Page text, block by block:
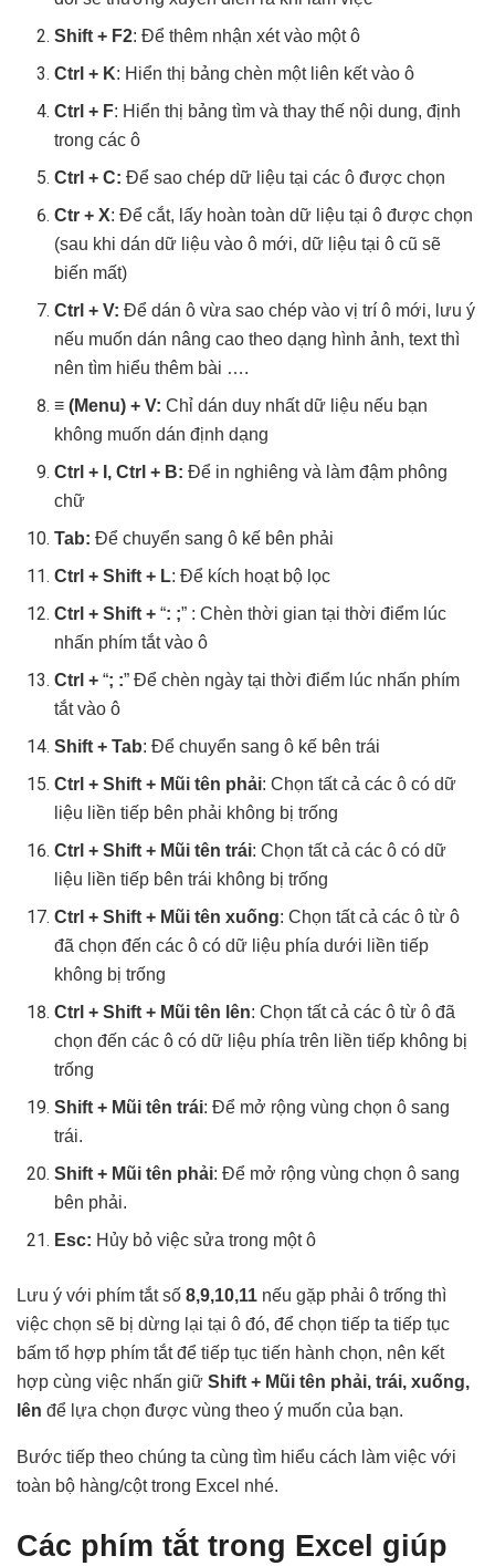
Shift + F2: Để thêm nhận xét vào một ô
Ctrl + K: Hiển thị bảng chèn một liên kết vào ô
Ctrl + F: Hiển thị bảng tìm và thay thế nội dung, định
trong các ô
Ctrl + C:Để sao chép dữ liệu tại các ô được chọn
Ctr + X: Để cắt, lấy hoàn toàn dữ liệu tại ô được chọn
(sau khi dán dữ liệu vào ô mới, dữ liệu tại ô cũ sẽ
biến mất)
Ctrl + V:Để dán ô vừa sao chép vào vị trí ô mới, lưu ý
nếu muốn dán nâng cao theo dạng hình ảnh, text thì
nên tìm hiểu thêm bài ….
≡ (Menu) + V: Chỉ dán duy nhất dữ liệu nếu bạn
không muốn dán định dạng
Ctrl + I, Ctrl + B: Để in nghiêng và làm đậm phông
chữ
Tab:Để chuyển sang ô kế bên phải
Ctrl + Shift + L: Để kích hoạt bộ lọc
Ctrl + Shift +“: ;” : Chèn thời gian tại thời điểm lúc
nhấn phím tắt vào ô
Ctrl +“; :” Để chèn ngày tại thời điểm lúc nhấn phím
tắt vào ô
Shift + Tab: Để chuyển sang ô kế bên trái
Ctrl + Shift + Mũi tên phải: Chọn tất cả các ô có dữ
liệu liền tiếp bên phải không bị trống
Ctrl + Shift + Mũi tên trái: Chọn tất cả các ô có dữ
liệu liền tiếp bên trái không bị trống
Ctrl + Shift + Mũi tên xuống: Chọn tất cả các ô từ ô
đã chọn đến các ô có dữ liệu phía dưới liền tiếp
không bị trống
Ctrl + Shift + Mũi tên lên: Chọn tất cả các ô từ ô đã
chọn đến các ô có dữ liệu phía trên liền tiếp không bị
trống
Shift + Mũi tên trái: Để mở rộng vùng chọn ô sang
trái.
Shift + Mũi tên phải: Để mở rộng vùng chọn ô sang
bên phải.
Esc: Hủy bỏ việc sửa trong một ô
Lưu ý với phím tắt số 8,9,10,11 nếu gặp phải ô trống thì
việc chọn sẽ bị dừng lại tại ô đó, để chọn tiếp ta tiếp tục
bấm tổ hợp phím tắt để tiếp tục tiến hành chọn, nên kết
hợp cùng việc nhấn giữ Shift + Mũi tên phải, trái, xuống,
lên để lựa chọn được vùng theo ý muốn của bạn.
Bước tiếp theo chúng ta cùng tìm hiểu cách làm việc với
toàn bộ hàng/cột trong Excel nhé.
Các phím tắt trong Excel giúp